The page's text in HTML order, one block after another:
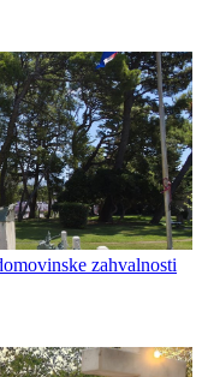
zahvalnosti